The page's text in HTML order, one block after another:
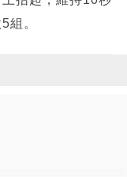
組。